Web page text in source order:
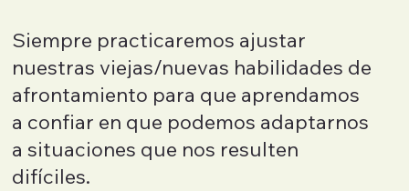
Siempre practicaremos ajustar
nuestras viejas/nuevas habilidades de
afrontamiento para que aprendamos
a confiar en que podemos adaptarnos
a situaciones que nos resulten
difíciles.